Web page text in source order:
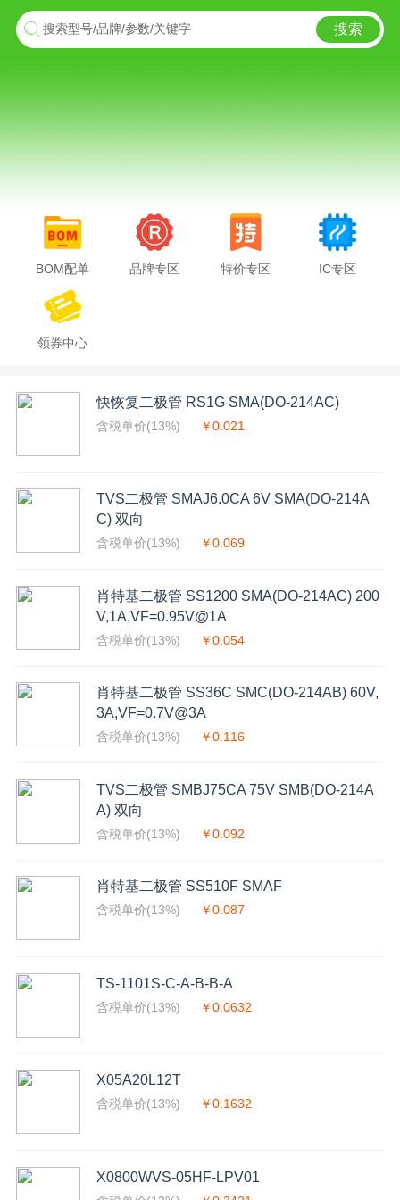
搜索型号/品牌/参数/关键字 搜索
BOM配单 品牌专区 特价专区 IC专区
领券中心
快恢复二极管 RS1G SMA(DO-214AC)
含税单价(13%) ￥0.021
TVS二极管 SMAJ6.0CA 6V SMA(DO-214A
C) 双向
含税单价(13%) ￥0.069
肖特基二极管 SS1200 SMA(DO-214AC) 200
V,1A,VF=0.95V@1A
含税单价(13%) ￥0.054
肖特基二极管 SS36C SMC(DO-214AB) 60V,
3A,VF=0.7V@3A
含税单价(13%) ￥0.116
TVS二极管 SMBJ75CA 75V SMB(DO-214A
A) 双向
含税单价(13%) ￥0.092
肖特基二极管 SS510F SMAF
含税单价(13%) ￥0.087
TS-1101S-C-A-B-B-A
含税单价(13%) ￥0.0632
X05A20L12T
含税单价(13%) ￥0.1632
X0800WVS-05HF-LPV01